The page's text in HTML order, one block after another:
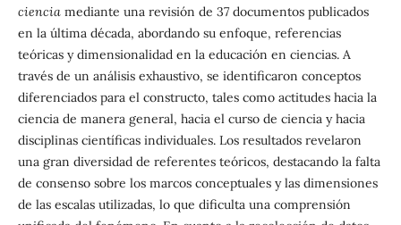
ciencia mediante una revisión de 37 documentos publicados
en la última década, abordando su enfoque, referencias
teóricas y dimensionalidad en la educación en ciencias. A
través de un análisis exhaustivo, se identificaron conceptos
diferenciados para el constructo, tales como actitudes hacia la
ciencia de manera general, hacia el curso de ciencia y hacia
disciplinas científicas individuales. Los resultados revelaron
una gran diversidad de referentes teóricos, destacando la falta
de consenso sobre los marcos conceptuales y las dimensiones
de las escalas utilizadas, lo que dificulta una comprensión